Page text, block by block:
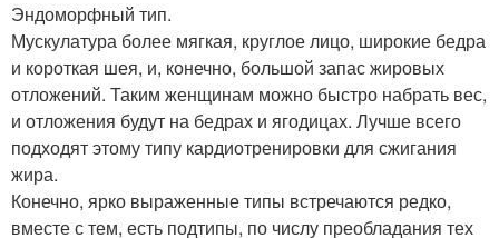
Эндоморфный тип.
Мускулатура более мягкая, круглое лицо, широкие бедра
и короткая шея, и, конечно, большой запас жировых
отложений. Таким женщинам можно быстро набрать вес,
и отложения будут на бедрах и ягодицах. Лучше всего
подходят этому типу кардиотренировки для сжигания
жира.
Конечно, ярко выраженные типы встречаются редко,
вместе с тем, есть подтипы, по числу преобладания тех